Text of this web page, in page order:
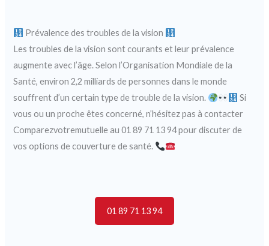
Prévalence des troubles de la vision
Les troubles de la vision sont courants et leur prévalence
augmente avec l’âge. Selon l’Organisation Mondiale de la
Santé, environ 2,2 milliards de personnes dans le monde
souffrent d’un certain type de trouble de la vision.
Si
vous ou un proche êtes concerné, n’hésitez pas à contacter
Comparezvotremutuelle au 01 89 71 13 94 pour discuter de
vos options de couverture de santé.
01 89 71 13 94